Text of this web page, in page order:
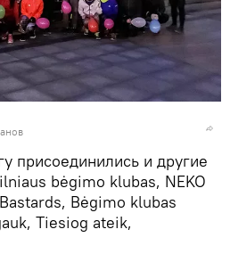
присоединились и другие
bėgimo klubas, NEKO
Bėgimo klubas
Tiesiog ateik,